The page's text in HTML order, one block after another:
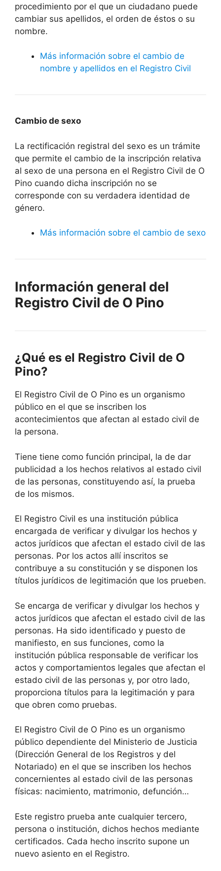
procedimiento por el que un ciudadano puede
cambiar sus apellidos, el orden de éstos o su
nombre.
Más información sobre el cambio de
nombre y apellidos en el Registro Civil
Cambio de sexo
La rectificación registral del sexo es un trámite
que permite el cambio de la inscripción relativa
al sexo de una persona en el Registro Civil de O
Pino cuando dicha inscripción no se
corresponde con su verdadera identidad de
género.
Más información sobre el cambio de sexo
Información general del
Registro Civil de O Pino
¿Qué es el Registro Civil de O
Pino?
El Registro Civil de O Pino es un organismo
público en el que se inscriben los
acontecimientos que afectan al estado civil de
la persona.
Tiene tiene como función principal, la de dar
publicidad a los hechos relativos al estado civil
de las personas, constituyendo así, la prueba
de los mismos.
El Registro Civil es una institución pública
encargada de verificar y divulgar los hechos y
actos jurídicos que afectan el estado civil de las
personas. Por los actos allí inscritos se
contribuye a su constitución y se disponen los
títulos jurídicos de legitimación que los prueben.
Se encarga de verificar y divulgar los hechos y
actos jurídicos que afectan el estado civil de las
personas. Ha sido identificado y puesto de
manifiesto, en sus funciones, como la
institución pública responsable de verificar los
actos y comportamientos legales que afectan el
estado civil de las personas y, por otro lado,
proporciona títulos para la legitimación y para
que obren como pruebas.
El Registro Civil de O Pino es un organismo
público dependiente del Ministerio de Justicia
(Dirección General de los Registros y del
Notariado) en el que se inscriben los hechos
concernientes al estado civil de las personas
físicas: nacimiento, matrimonio, defunción…
Este registro prueba ante cualquier tercero,
persona o institución, dichos hechos mediante
certificados. Cada hecho inscrito supone un
nuevo asiento en el Registro.